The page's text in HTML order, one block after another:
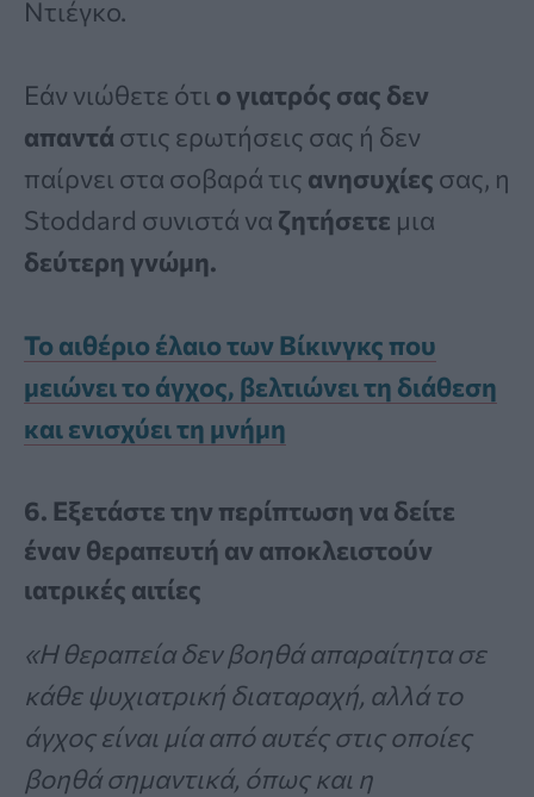
Ντιέγκο.
Εάν νιώθετε ότι ο γιατρός σας δεν
απαντά στις ερωτήσεις σας ή δεν
παίρνει στα σοβαρά τις ανησυχίες σας, η
Stoddard συνιστά να ζητήσετε μια
δεύτερη γνώμη.
Το αιθέριο έλαιο των Βίκινγκς που
μειώνει το άγχος, βελτιώνει τη διάθεση
και ενισχύει τη μνήμη
6. Εξετάστε την περίπτωση να δείτε
έναν θεραπευτή αν αποκλειστούν
ιατρικές αιτίες
«Η θεραπεία δεν βοηθά απαραίτητα σε
κάθε ψυχιατρική διαταραχή, αλλά το
άγχος είναι μία από αυτές στις οποίες
βοηθά σημαντικά, όπως και η